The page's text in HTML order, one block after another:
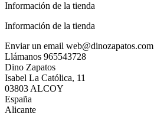
Información de la tienda
Información de la tienda
Enviar un email web@dinozapatos.com
Llámanos 965543728
Dino Zapatos
Isabel La Católica, 11
03803 ALCOY
España
Alicante